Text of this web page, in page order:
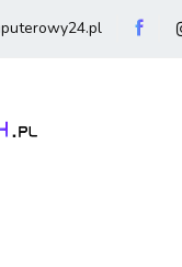
Komputery